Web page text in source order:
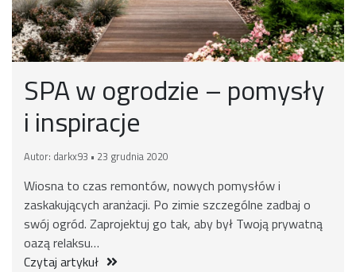
SPA w ogrodzie – pomysły
i inspiracje
Autor: darkx93 • 23 grudnia 2020
Wiosna to czas remontów, nowych pomysłów i
zaskakujących aranżacji. Po zimie szczególne zadbaj o
swój ogród. Zaprojektuj go tak, aby był Twoją prywatną
oazą relaksu…
Czytaj artykuł